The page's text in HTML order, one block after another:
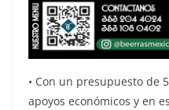
•⁠ ⁠Con un presupuesto de
apoyos económicos y en